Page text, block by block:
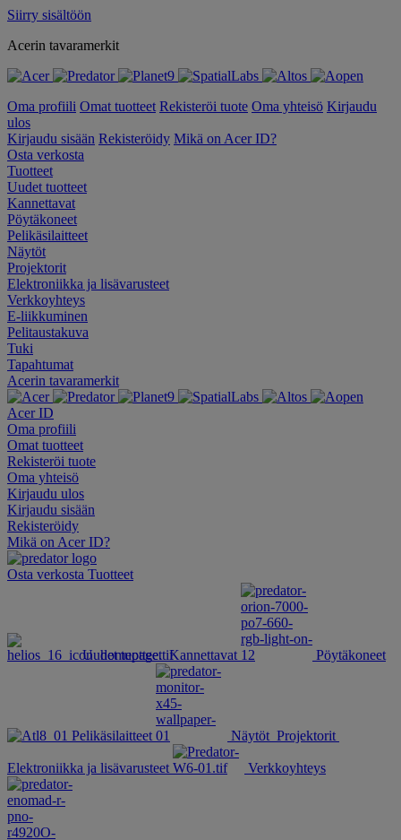
Siirry sisältöön
Acerin tavaramerkit
Oma profiili Omat tuotteet Rekisteröi tuote Oma yhteisö Kirjaudu
ulos
Kirjaudu sisään Rekisteröidy Mikä on Acer ID?
Osta verkosta
Tuotteet
Uudet tuotteet
Kannettavat
Pöytäkoneet
Pelikäsilaitteet
Näytöt
Projektorit
Elektroniikka ja lisävarusteet
Verkkoyhteys
E-liikkuminen
Pelitaustakuva
Tuki
Tapahtumat
Acerin tavaramerkit
Acer ID
Oma profiili
Omat tuotteet
Rekisteröi tuote
Oma yhteisö
Kirjaudu ulos
Kirjaudu sisään
Rekisteröidy
Mikä on Acer ID?
Osta verkosta Tuotteet
Uudet tuotteet Kannettavat Pöytäkoneet
Pelikäsilaitteet Näytöt Projektorit
Elektroniikka ja lisävarusteet Verkkoyhteys